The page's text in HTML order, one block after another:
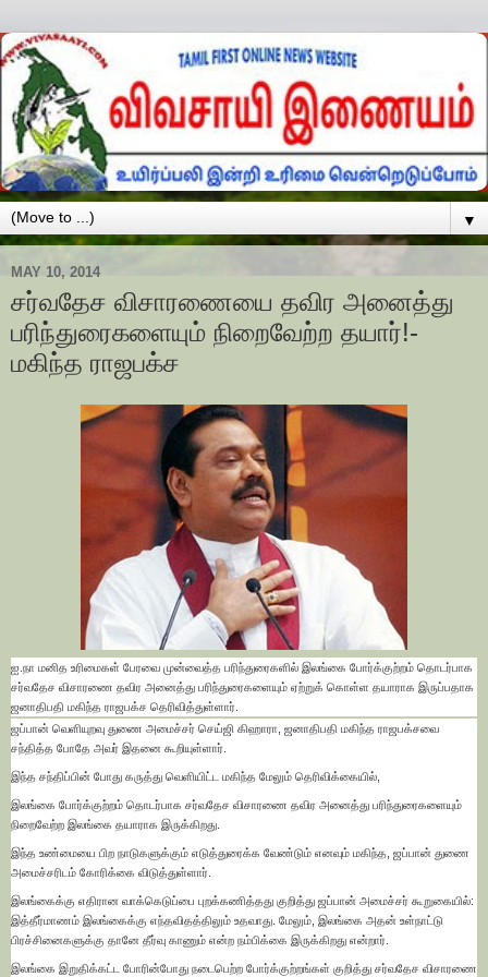
▼
MAY 10, 2014
சர்வதேச விசாரணையை தவிர அனைத்து
பரிந்துரைகளையும் நிறைவேற்ற தயார்!-
மகிந்த ராஜபக்ச
ஐ.நா மனித உரிமைகள் பேரவை முன்வைத்த பரிந்துரைகளில் இலங்கை போர்க்குற்றம் தொடர்பாக
சர்வதேச விசாரணை தவிர அனைத்து பரிந்துரைகளையும் ஏற்றுக் கொள்ள தயாராக இருப்பதாக
ஜனாதிபதி மகிந்த ராஜபக்ச தெரிவித்துள்ளார்.
ஜப்பான் வெளியுறவு துணை அமைச்சர் செய்ஜி கிஹாரா, ஜனாதிபதி மகிந்த ராஜபக்சவை
சந்தித்த போதே அவர் இதனை கூறியுள்ளார்.
இந்த சந்திப்பின் போது கருத்து வெளியிட்ட மகிந்த மேலும் தெரிவிக்கையில்,
இலங்கை போர்க்குற்றம் தொடர்பாக சர்வதேச விசாரணை தவிர அனைத்து பரிந்துரைகளையும்
நிறைவேற்ற இலங்கை தயாராக இருக்கிறது.
இந்த உண்மையை பிற நாடுகளுக்கும் எடுத்துரைக்க வேண்டும் எனவும் மகிந்த, ஜப்பான் துணை
அமைச்சரிடம் கோரிக்கை விடுத்துள்ளார்.
இலங்கைக்கு எதிரான வாக்கெடுப்பை புறக்கணித்தது குறித்து ஜப்பான் அமைச்சர் கூறுகையில்:
இத்தீர்மாணம் இலங்கைக்கு எந்தவிதத்திலும் உதவாது. மேலும், இலங்கை அதன் உள்நாட்டு
பிரச்சினைகளுக்கு தானே தீர்வு காணும் என்ற நம்பிக்கை இருக்கிறது என்றார்.
இலங்கை இறுதிக்கட்ட போரின்போது நடைபெற்ற போர்க்குற்றங்கள் குறித்து சர்வதேச விசாரணை